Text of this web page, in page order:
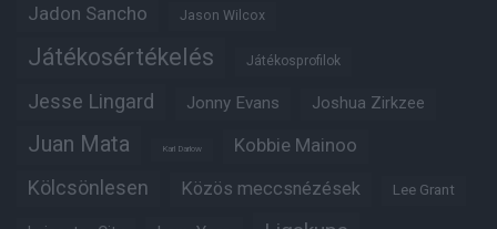
Jadon Sancho Jason Wilcox
Játékosértékelés Játékosprofilok
Jesse Lingard Jonny Evans Joshua Zirkzee
Juan Mata Karl Darlow Kobbie Mainoo
Kölcsönlesen Közös meccsnézések Lee Grant